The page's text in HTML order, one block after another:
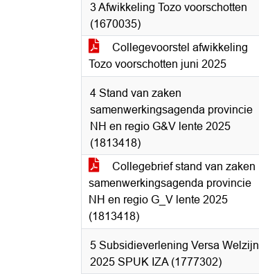
3 Afwikkeling Tozo voorschotten
(1670035)
Collegevoorstel afwikkeling
Tozo voorschotten juni 2025
4 Stand van zaken
samenwerkingsagenda provincie
NH en regio G&V lente 2025
(1813418)
Collegebrief stand van zaken
samenwerkingsagenda provincie
NH en regio G_V lente 2025
(1813418)
5 Subsidieverlening Versa Welzijn
2025 SPUK IZA (1777302)